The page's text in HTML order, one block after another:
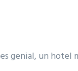
genial, un hotel